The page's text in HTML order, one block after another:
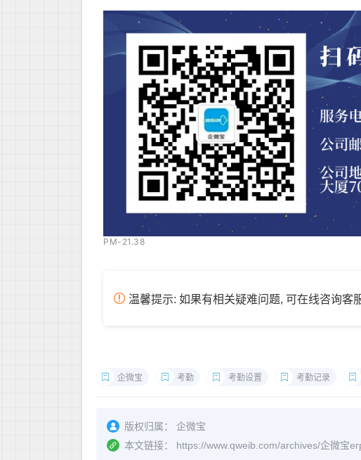
PM-21.38
温馨提示: 如果有相关疑难问题, 可在线咨询客
企微宝 考勤 考勤设置 考勤记录
版权归属：
企微宝
本文链接：
https://www.qweib.com/archives/企微宝